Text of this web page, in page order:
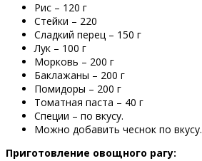
Рис – 120 г
Стейки – 220
Сладкий перец – 150 г
Лук – 100 г
Морковь – 200 г
Баклажаны – 200 г
Помидоры – 200 г
Томатная паста – 40 г
Специи – по вкусу.
Можно добавить чеснок по вкусу.
Приготовление овощного рагу: